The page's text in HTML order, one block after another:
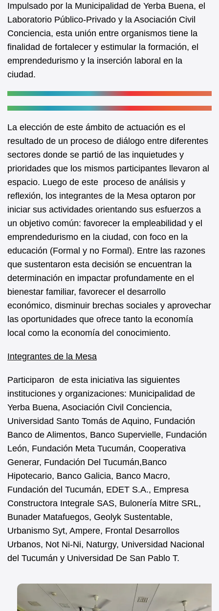
Impulsado por la Municipalidad de Yerba Buena, el
Laboratorio Público-Privado y la Asociación Civil
Conciencia, esta unión entre organismos tiene la
finalidad de fortalecer y estimular la formación, el
emprendedurismo y la inserción laboral en la
ciudad.
La elección de este ámbito de actuación es el
resultado de un proceso de diálogo entre diferentes
sectores donde se partió de las inquietudes y
prioridades que los mismos participantes llevaron al
espacio. Luego de este proceso de análisis y
reflexión, los integrantes de la Mesa optaron por
iniciar sus actividades orientando sus esfuerzos a
un objetivo común: favorecer la empleabilidad y el
emprendedurismo en la ciudad, con foco en la
educación (Formal y no Formal). Entre las razones
que sustentaron esta decisión se encuentran la
determinación en impactar profundamente en el
bienestar familiar, favorecer el desarrollo
económico, disminuir brechas sociales y aprovechar
las oportunidades que ofrece tanto la economía
local como la economía del conocimiento.
Integrantes de la Mesa
Participaron de esta iniciativa las siguientes
instituciones y organizaciones: Municipalidad de
Yerba Buena, Asociación Civil Conciencia,
Universidad Santo Tomás de Aquino, Fundación
Banco de Alimentos, Banco Supervielle, Fundación
León, Fundación Meta Tucumán, Cooperativa
Generar, Fundación Del Tucumán,Banco
Hipotecario, Banco Galicia, Banco Macro,
Fundación del Tucumán, EDET S.A., Empresa
Constructora Integrale SAS, Bulonería Mitre SRL,
Bunader Matafuegos, Geolyk Sustentable,
Urbanismo Syt, Ampere, Frontal Desarrollos
Urbanos, Not Ni-Ni, Naturgy, Universidad Nacional
del Tucumán y Universidad De San Pablo T.